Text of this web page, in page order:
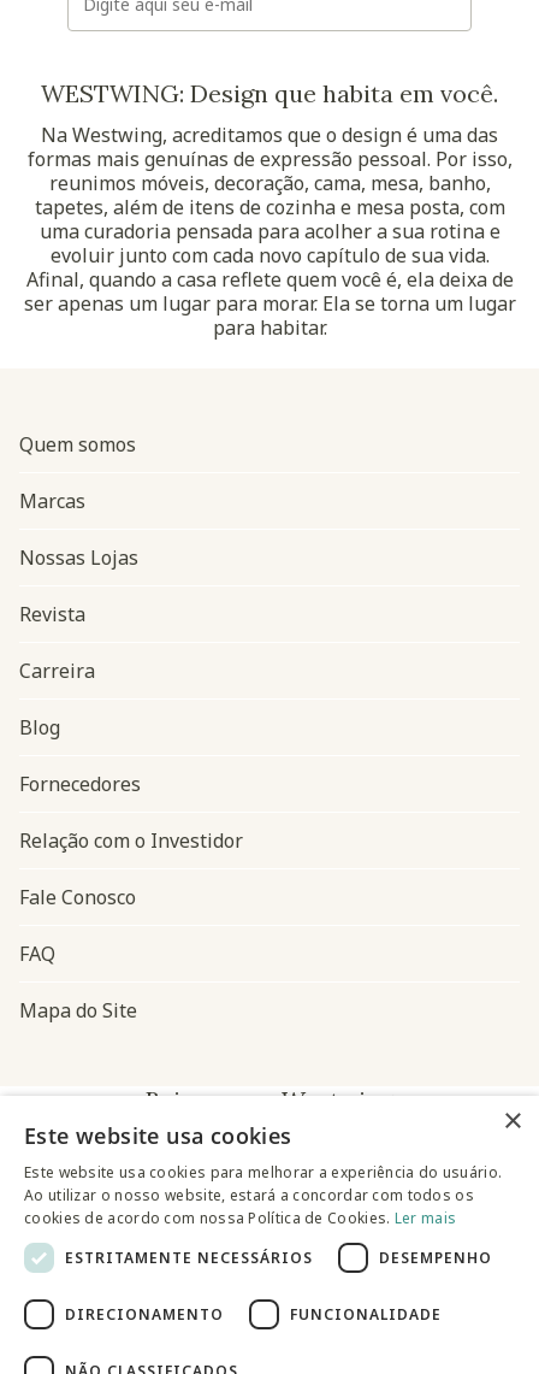
WESTWING: Design que habita em você.
Na Westwing, acreditamos que o design é uma das
formas mais genuínas de expressão pessoal. Por isso,
reunimos móveis, decoração, cama, mesa, banho,
tapetes, além de itens de cozinha e mesa posta, com
uma curadoria pensada para acolher a sua rotina e
evoluir junto com cada novo capítulo de sua vida.
Afinal, quando a casa reflete quem você é, ela deixa de
ser apenas um lugar para morar. Ela se torna um lugar
para habitar.
Navegação do rodapé
Quem somos
Marcas
Nossas Lojas
Revista
Carreira
Blog
Fornecedores
Relação com o Investidor
Fale Conosco
FAQ
Mapa do Site
Baixe o app Westwing
@westwingbr
Somos uma empresa certificada
×
Este website usa cookies
Este website usa cookies para melhorar a experiência do usuário.
Ao utilizar o nosso website, estará a concordar com todos os
cookies de acordo com nossa Política de Cookies. Ler mais
ESTRITAMENTE NECESSÁRIOS
DESEMPENHO
DIRECIONAMENTO FUNCIONALIDADE